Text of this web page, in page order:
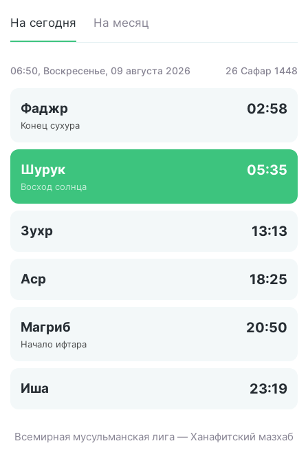
На сегодня На месяц
06:50, Воскресенье, 09 августа 2026 26 Сафар 1448
Фаджр 02:58
Конец сухура
Шурук 05:35
Восход солнца
Зухр 13:13
Аср 18:25
Магриб 20:50
Начало ифтара
Иша 23:19
Всемирная мусульманская лига — Ханафитский мазхаб